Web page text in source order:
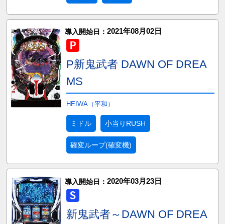
導入開始日： 2021年08月02日
P新鬼武者 DAWN OF DREA
MS
HEIWA（平和）
ミドル 小当りRUSH
確変ループ(確変機)
導入開始日： 2020年03月23日
新鬼武者～DAWN OF DREA